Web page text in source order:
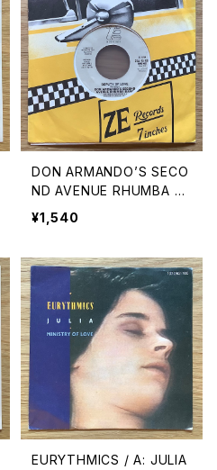
DON ARMANDO’S SECO
ND AVENUE RHUMBA B
AND / A: DEPUTY OF LO
VE ( STEREO ) / B: DEP
¥1,540
EURYTHMICS / A: JULIA